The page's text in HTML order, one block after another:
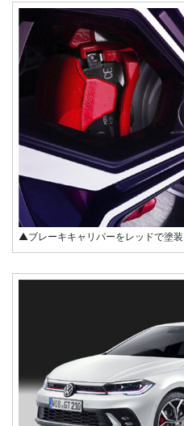
▲ブレーキキャリパーをレッドで塗装